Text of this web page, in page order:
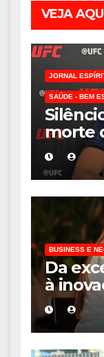
VEJA
JORNAL
SAÚDE - BEM
morte
Osso”
MMA
BUSINESS E
Da
à